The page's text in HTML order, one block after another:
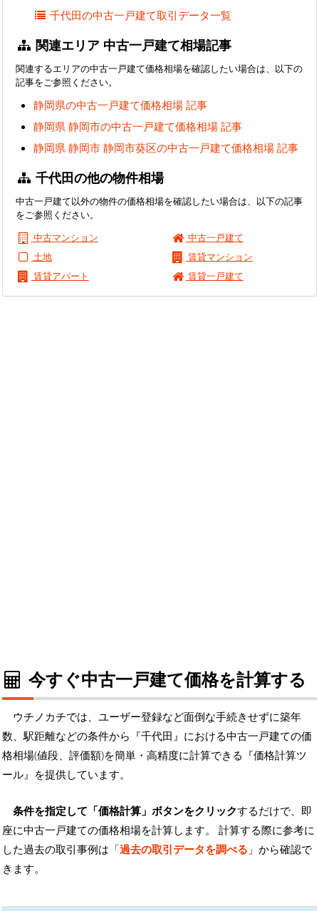
千代田の中古一戸建て取引データ一覧
関連エリア 中古一戸建て相場記事
関連するエリアの中古一戸建て価格相場を確認したい場合は、以下の
記事をご参照ください。
静岡県の中古一戸建て価格相場 記事
静岡県 静岡市の中古一戸建て価格相場 記事
静岡県 静岡市 静岡市葵区の中古一戸建て価格相場 記事
千代田の他の物件相場
中古一戸建て以外の物件の価格相場を確認したい場合は、以下の記事
をご参照ください。
中古マンション
中古一戸建て
土地
賃貸マンション
賃貸アパート
賃貸一戸建て
今すぐ中古一戸建て価格を計算する
ウチノカチでは、ユーザー登録など面倒な手続きせずに築年
数、駅距離などの条件から『千代田』における中古一戸建ての価
格相場(値段、評価額)を簡単・高精度に計算できる『価格計算ツ
ール』を提供しています。
条件を指定して「価格計算」ボタンをクリックするだけで、即
座に中古一戸建ての価格相場を計算します。 計算する際に参考に
した過去の取引事例は「過去の取引データを調べる 」から確認で
きます。